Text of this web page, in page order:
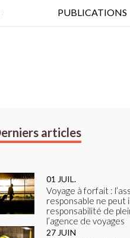
PUBLICATIONS
Voyage à forfait :
responsable ne peut
responsabilité de
l’agence de voyages
01 JUIL.
27 JUIN